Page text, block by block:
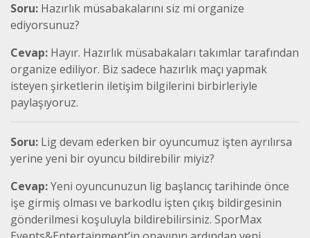
Soru: Hazırlık müsabakalarını siz mi organize
ediyorsunuz?
Cevap: Hayır. Hazırlık müsabakaları takımlar tarafından
organize ediliyor. Biz sadece hazırlık maçı yapmak
isteyen şirketlerin iletişim bilgilerini birbirleriyle
paylaşıyoruz.
Soru: Lig devam ederken bir oyuncumuz işten ayrılırsa
yerine yeni bir oyuncu bildirebilir miyiz?
Cevap:Yeni oyuncunuzun lig başlancıç tarihinde önce
işe girmiş olması ve barkodlu işten çıkış bildirgesinin
gönderilmesi koşuluyla bildirebilirsiniz. SporMax